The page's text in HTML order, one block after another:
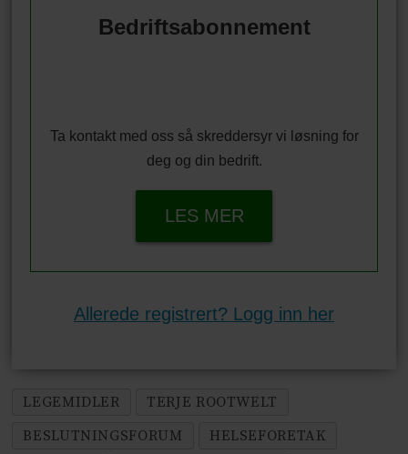
Bedriftsabonnement
Ta kontakt med oss så skreddersyr vi løsning for
deg og din bedrift.
LES MER
Allerede registrert? Logg inn her
LEGEMIDLER
TERJE ROOTWELT
BESLUTNINGSFORUM
HELSEFORETAK